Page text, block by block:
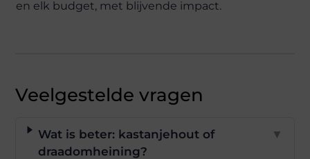
en elk budget, met blijvende impact.
Veelgestelde vragen
Wat is beter: kastanjehout of
draadomheining?
▼